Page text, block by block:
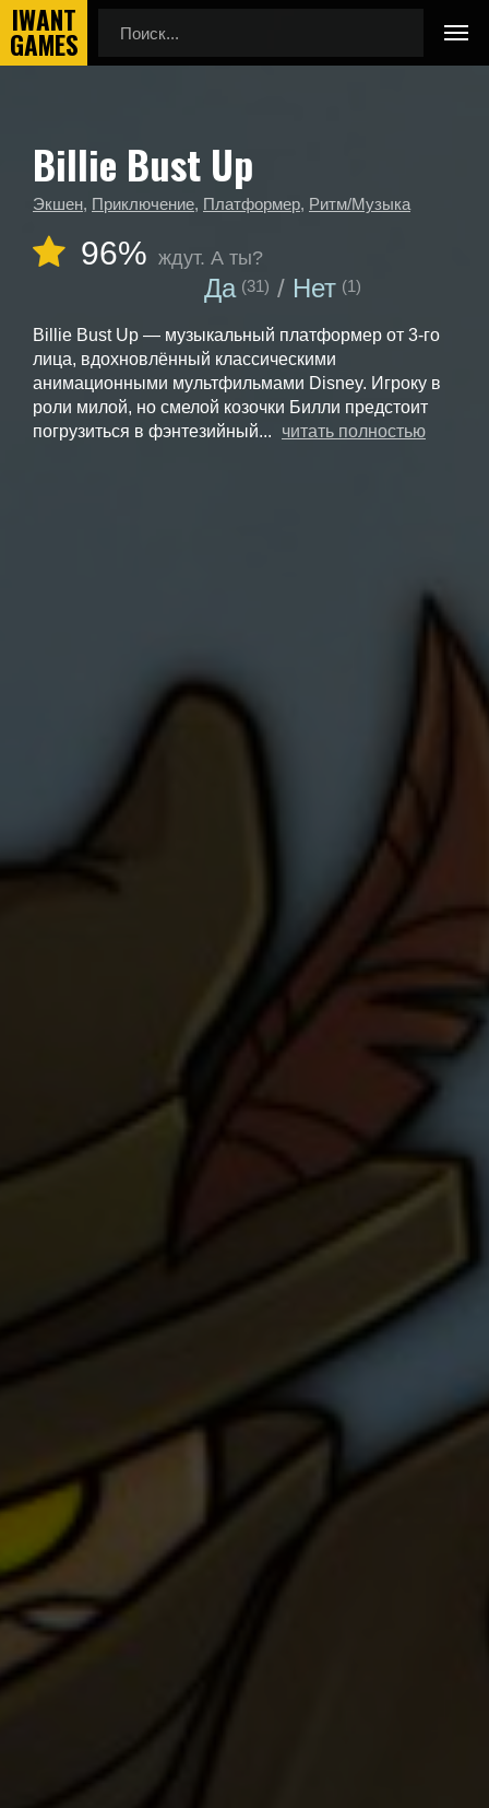
Главная
Календарь выхода игр
Billie Bust Up
Billie Bust Up
Экшен, Приключение, Платформер, Ритм/Музыка
96% ждут. А ты?
Да (31) Нет (1)
Billie Bust Up — музыкальный платформер от 3-го
лица, вдохновлённый классическими
анимационными мультфильмами Disney. Игроку в
роли милой, но смелой козочки Билли предстоит
погрузиться в фэнтезийный...
читать полностью